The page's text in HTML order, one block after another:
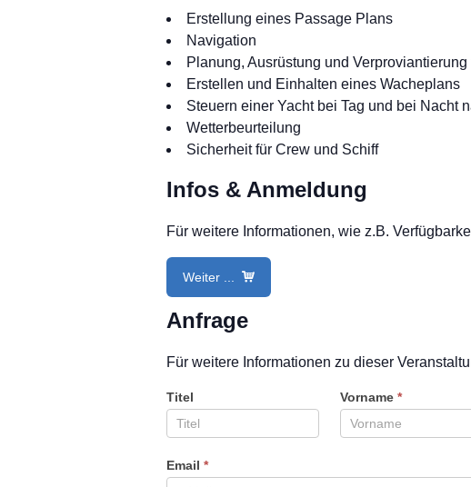
Erstellung eines Passage Plans
Navigation
Planung, Ausrüstung und
Erstellen und Einhalten eines Wacheplans
Steuern einer Yacht bei Tag und bei Nacht
Wetterbeurteilung
Sicherheit für Crew und Schiff
Infos & Anmeldung
Für weitere Informationen, wie z.B.
Weiter ...
Anfrage
Für weitere Informationen zu dieser
Titel Vorname *
Email *